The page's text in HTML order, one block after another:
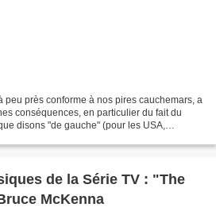
peu près conforme à nos pires cauchemars, a
conséquences, en particulier du fait du
disons "de gauche" (pour les USA,
de la Série TV : "The
McKenna